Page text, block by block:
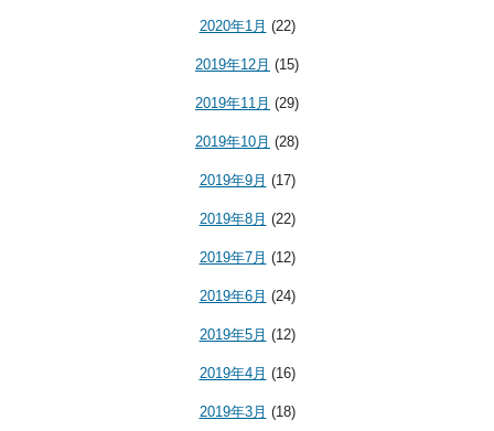
2020年1月 (22)
2019年12月 (15)
2019年11月 (29)
2019年10月 (28)
2019年9月 (17)
2019年8月 (22)
2019年7月 (12)
2019年6月 (24)
2019年5月 (12)
2019年4月 (16)
2019年3月 (18)